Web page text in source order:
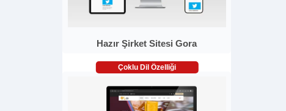
Hazır Şirket Sitesi Gora
Çoklu Dil Özelliği